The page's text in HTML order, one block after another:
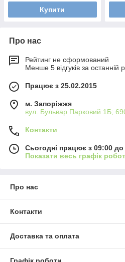
Купити
Про нас
Рейтинг не сформований
Менше 5 відгуків за останній
Працює з 25.02.2015
м. Запоріжжя
вул. Бульвар Парковий 1Б;
Контакти
Сьогодні працює з 09:00 до
Показати весь графік
Про нас
Контакти
Доставка та оплата